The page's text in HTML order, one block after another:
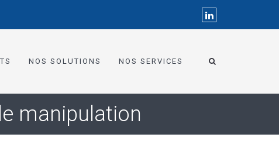
NOS SOLUTIONS NOS SERVICES
manipulation